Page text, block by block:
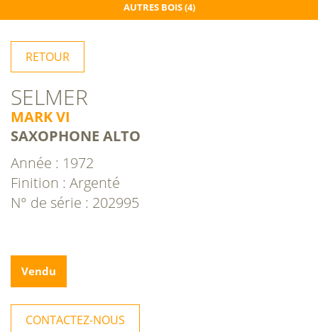
AUTRES BOIS(4)
RETOUR
SELMER
MARK VI
SAXOPHONE ALTO
Année : 1972
Finition : Argenté
N° de série : 202995
Vendu
CONTACTEZ-NOUS